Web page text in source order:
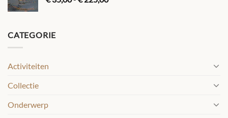
CATEGORIE
Activiteiten
Collectie
Onderwerp